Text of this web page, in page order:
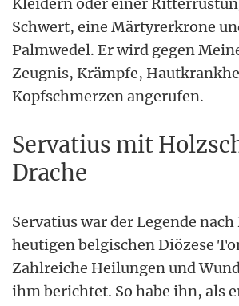
Schwert, eine Märtyrerkrone
Palmwedel. Er wird gegen
Zeugnis, Krämpfe,
Kopfschmerzen angerufen.
Servatius mit
Drache
Servatius war der Legende
heutigen belgischen Diözese
Zahlreiche Heilungen und
ihm berichtet. So habe ihn, als